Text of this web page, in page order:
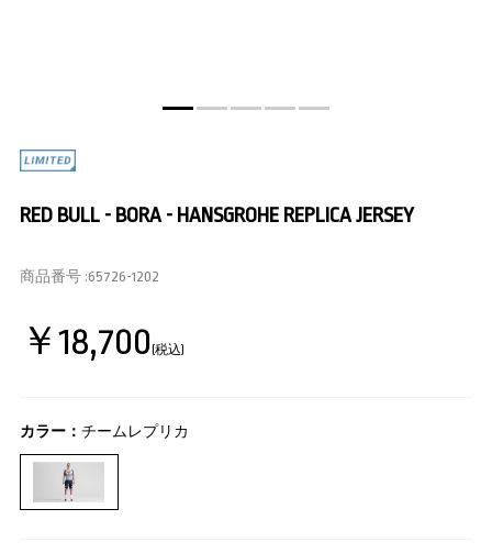
RED BULL - BORA - HANSGROHE REPLICA JERSEY
商品番号 :65726-1202
￥18,700(税込)
カラー： チームレプリカ